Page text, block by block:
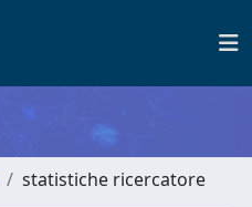
statistiche ricercatore